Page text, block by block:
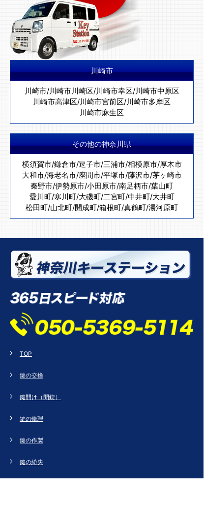
川崎市
川崎市/川崎市川崎区/川崎市幸区/川崎市中原区
川崎市高津区/川崎市宮前区/川崎市多摩区
川崎市麻生区
その他の神奈川県
横須賀市/鎌倉市/逗子市/三浦市/相模原市/厚木市
大和市/海老名市/座間市/平塚市/藤沢市/茅ヶ崎市
秦野市/伊勢原市/小田原市/南足柄市/葉山町
愛川町/寒川町/大磯町/二宮町/中井町/大井町
松田町/山北町/開成町/箱根町/真鶴町/湯河原町
TOP
鍵の交換
鍵開け（開錠）
鍵の修理
鍵の作製
鍵の紛失